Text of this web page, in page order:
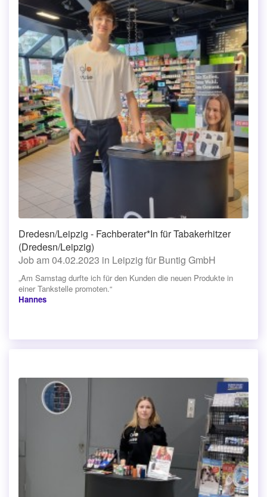
Dredesn/Leipzig - Fachberater*In für Tabakerhitzer
(Dredesn/Leipzig)
Job am 04.02.2023 in Leipzig für Buntig GmbH
„Am Samstag durfte ich für den Kunden die neuen Produkte in
einer Tankstelle promoten.“
Hannes